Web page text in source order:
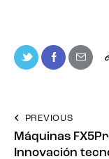
PREVIOUS
Máquinas
Innovación